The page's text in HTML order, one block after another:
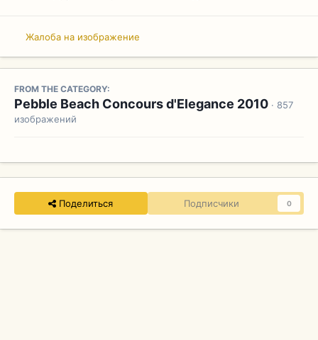
Жалоба на изображение
FROM THE CATEGORY:
Pebble Beach Concours d'Elegance 2010 · 857
изображений
Поделиться Подписчики 0